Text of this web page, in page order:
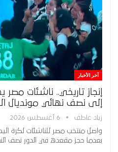
آخر الأخبار
إنجاز تاريخي.. ناشئات
إلى نصف نهائي مونديال
زياد عاطف 6 أغسطس 2026
بعدما حجز مقعده في الدور نصف